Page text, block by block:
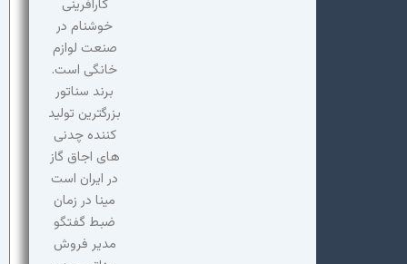
کارآفرینی
خوشنام در
صنعت لوازم
خانگی است.
برند سناتور
بزرگترین تولید
کننده چدنی
های اجاق گاز
در ایران است
مینا در زمان
ضبط گفتگو
مدیر فروش